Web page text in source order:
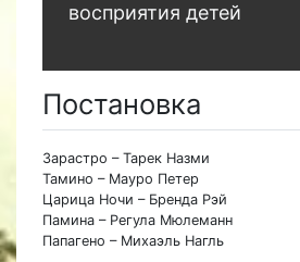
восприятия детей
Постановка
Зарастро – Тарек Назми
Тамино – Мауро Петер
Царица Ночи – Бренда Рэй
Памина – Регула Мюлеманн
Папагено – Михаэль Нагль